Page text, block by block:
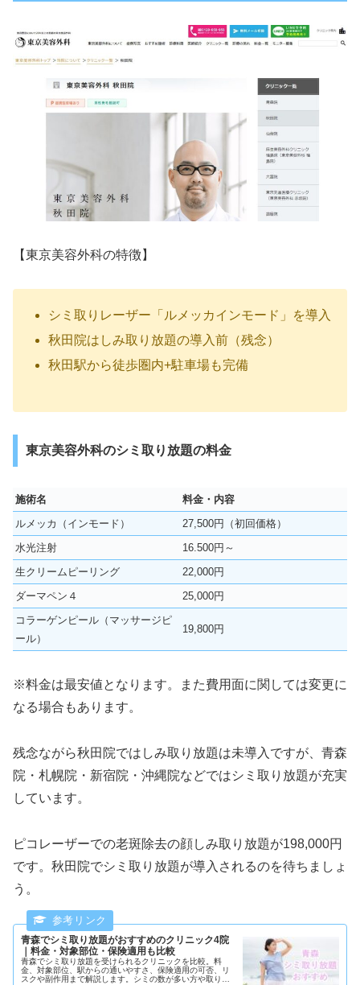
【東京美容外科の特徴】
シミ取りレーザー「ルメッカインモード」を導入
秋田院はしみ取り放題の導入前（残念）
秋田駅から徒歩圏内+駐車場も完備
東京美容外科のシミ取り放題の料金
施術名
料金・内容
ルメッカ（インモード）
27,500円（初回価格）
水光注射
16.500円～
生クリームピーリング
22,000円
ダーマペン４
25,000円
コラーゲンピール（マッサージピ
ール）
19,800円
※料金は最安値となります。また費用面に関しては変更に
なる場合もあります。
残念ながら秋田院ではしみ取り放題は未導入ですが、青森
院・札幌院・新宿院・沖縄院などではシミ取り放題が充実
しています。
ピコレーザーでの老斑除去の顔しみ取り放題が198,000円
です。秋田院でシミ取り放題が導入されるのを待ちましょ
う。
青森でシミ取り放題がおすすめのクリニック4院
｜料金・対象部位・保険適用も比較
青森でシミ取り放題を受けられるクリニックを比較。料
金、対象部位、駅からの通いやすさ、保険適用の可否、リ
スクや副作用まで解説します。シミの数が多い方や取り放